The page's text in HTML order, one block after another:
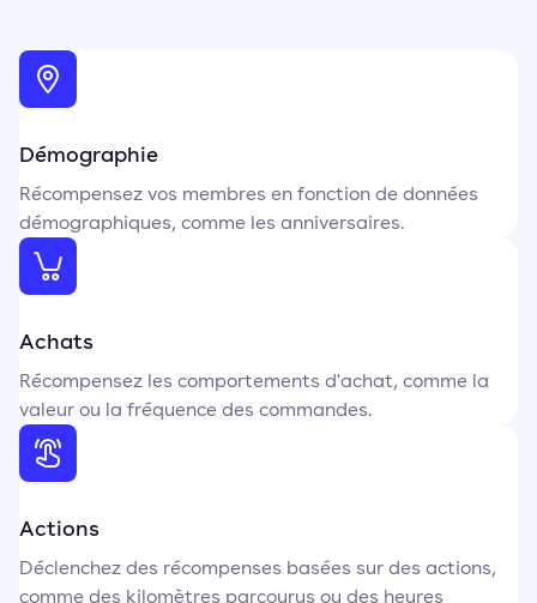
Démographie
Récompensez vos membres en fonction de données
démographiques, comme les anniversaires.
Achats
Récompensez les comportements d'achat, comme la
valeur ou la fréquence des commandes.
Actions
Déclenchez des récompenses basées sur des actions,
comme des kilomètres parcourus ou des heures